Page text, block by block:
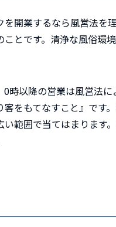
開業するなら風営法を
とです。 清浄な風俗環
時以降の営業は風営法
をもてなすこと』です
範囲で当てはまります